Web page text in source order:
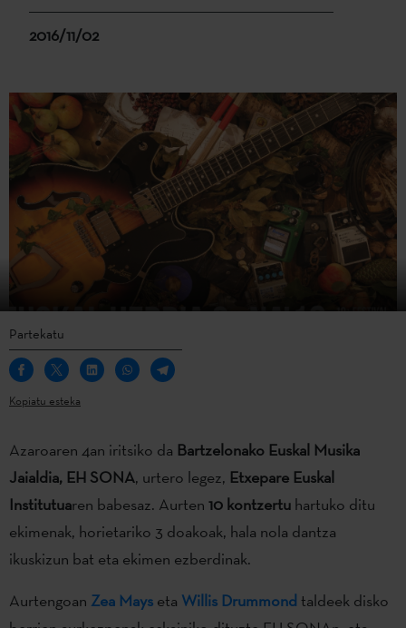
2016/11/02
Partekatu
Kopiatu esteka
Azaroaren 4an iritsiko da Bartzelonako Euskal Musika
Jaialdia, EH SONA, urtero legez, Etxepare Euskal
Institutuaren babesaz. Aurten 10 kontzertu hartuko ditu
ekimenak, horietariko 3 doakoak, hala nola dantza
ikuskizun bat eta ekimen ezberdinak.
Aurtengoan Zea Mays eta Willis Drummond taldeek disko